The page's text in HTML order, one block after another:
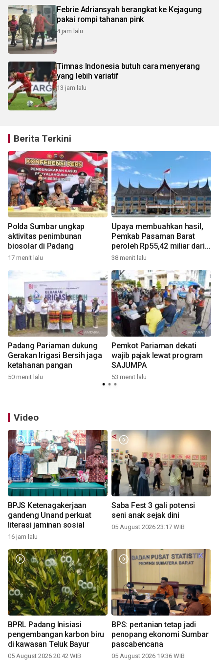
Febrie Adriansyah berangkat ke Kejagung
pakai rompi tahanan pink
4 jam lalu
Timnas Indonesia butuh cara menyerang
yang lebih variatif
13 jam lalu
Berita Terkini
Polda Sumbar ungkap
aktivitas penimbunan
biosolar di Padang
17 menit lalu
Upaya membuahkan hasil,
Pemkab Pasaman Barat
peroleh Rp55,42 miliar dari
pemerintah pusat untuk
38 menit lalu
Padang Pariaman dukung
Gerakan Irigasi Bersih jaga
ketahanan pangan
50 menit lalu
Pemkot Pariaman dekati
wajib pajak lewat program
SAJUMPA
53 menit lalu
Video
BPJS Ketenagakerjaan
gandeng Unand perkuat
literasi jaminan sosial
16 jam lalu
Saba Fest 3 gali potensi
seni anak sejak dini
05 August 2026 23:17 WIB
BPRL Padang Inisiasi
pengembangan karbon biru
di kawasan Teluk Bayur
05 August 2026 20:42 WIB
BPS: pertanian tetap jadi
penopang ekonomi Sumbar
pascabencana
05 August 2026 19:36 WIB